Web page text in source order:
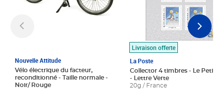
Nouvelle Attitude
Vélo électrique du facteur,
reconditionné - Taille normale -
Noir/ Rouge
Livraison offerte
La Poste
Collector 4 timbres - Le Petit
- Lettre Verte
20g / France